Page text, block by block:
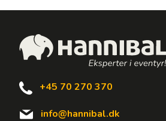
+45 70 270 370
info@hannibal.dk